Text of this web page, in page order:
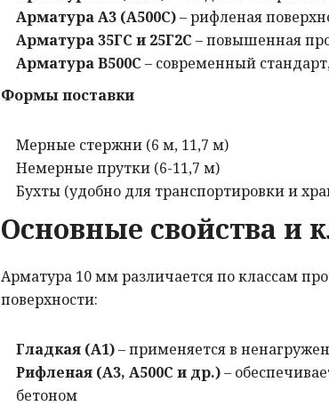
Арматура А3 (А500С)– рифленая
Арматура 35ГС и 25Г2С – повышенная
Арматура В500С – современный
Формы поставки
Мерные стержни (6 м, 11,7 м)
Немерные прутки (6-11,7 м)
Бухты (удобно для транспортировки и
Основные свойства и
Арматура 10 мм различается по классам
поверхности:
Гладкая (А1)– применяется в
Рифленая (А3, А500С и др.)–
бетоном